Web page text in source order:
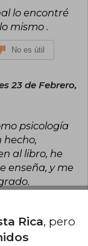
ha publicado
de las 5 de la
no tenía cargo,
de grandeza,
y Cartas secretas
en hábitos,
Sharma ha
como el
Toastmasters
cinco mejores
en el Top 30 de
su
empresarios y
lo encontré
mismo .
No es útil
23 de Febrero,
psicología
hecho,
al libro, he
enseña, y me
Viernes 03 de
Rica, pero